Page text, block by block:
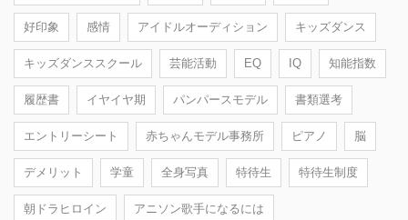
好印象 感情 アイドルオーディション キッズダンス
キッズダンススクール 芸能活動 EQ IQ 知能指数
履歴書 イヤイヤ期 パンパースモデル 書類選考
エントリーシート 赤ちゃんモデル事務所 ピアノ 脳
デメリット 学童 全身写真 特待生 特待生制度
朝ドラヒロイン アニソン歌手になるには